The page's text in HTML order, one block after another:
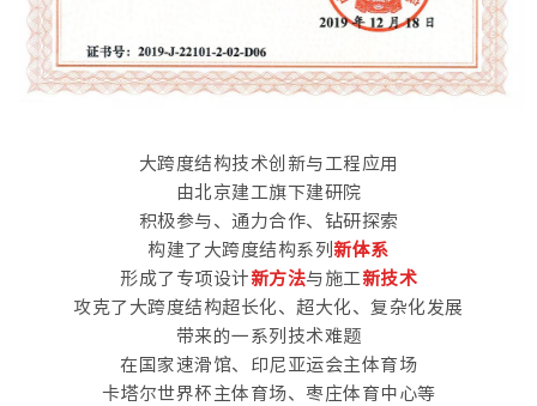
大跨度结构技术创新与工程应用
由北京建工旗下建研院
积极参与、通力合作、钻研探索
构建了大跨度结构系列 新体系
形成了专项设计 新方法与施工 新技术
攻克了大跨度结构超长化、超大化、复杂化发展
带来的一系列技术难题
在国家速滑馆、印尼亚运会主体育场
卡塔尔世界杯主体育场、枣庄体育中心等